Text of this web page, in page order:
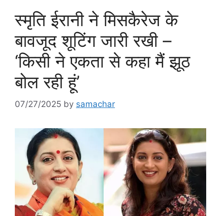
स्मृति ईरानी ने मिसकैरेज के
बावजूद शूटिंग जारी रखी –
‘किसी ने एकता से कहा मैं झूठ
बोल रही हूं’
07/27/2025 by samachar